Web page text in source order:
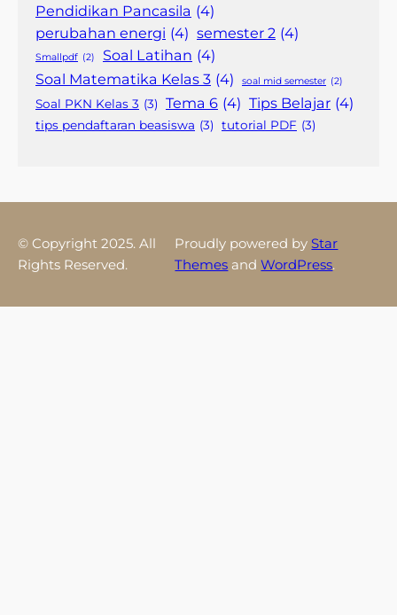
Pendidikan Pancasila (4)
perubahan energi (4) semester 2 (4)
Smallpdf (2) Soal Latihan (4)
Soal Matematika Kelas 3 (4) soal mid semester (2)
Soal PKN Kelas 3 (3) Tema 6 (4) Tips Belajar (4)
tips pendaftaran beasiswa (3) tutorial PDF (3)
© Copyright 2025. All
Rights Reserved.
Proudly powered by Star
Themes andWordPress.